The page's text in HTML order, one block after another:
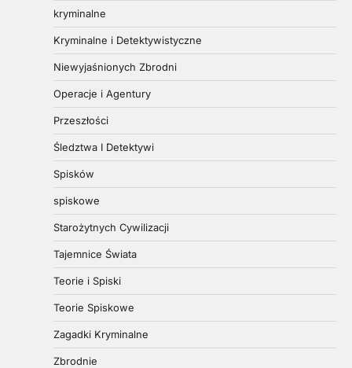
kryminalne
Kryminalne i Detektywistyczne
Niewyjaśnionych Zbrodni
Operacje i Agentury
Przeszłości
Śledztwa I Detektywi
Spisków
spiskowe
Starożytnych Cywilizacji
Tajemnice Świata
Teorie i Spiski
Teorie Spiskowe
Zagadki Kryminalne
Zbrodnie